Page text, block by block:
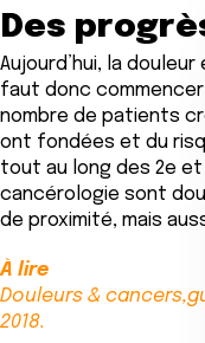
Des
Aujourd’hui, la
faut donc commencer
nombre de patients
ont fondées et du
tout au long des 2e et
cancérologie sont
de proximité, mais
À lire
Douleurs &
2018.